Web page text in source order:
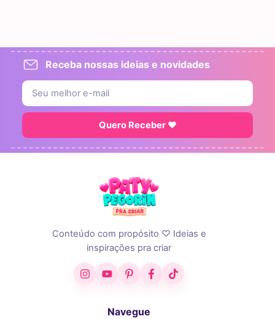
Receba nossas ideias e novidades
Quero Receber ♥
Conteúdo com propósito ♡ Ideias e
inspirações pra criar
InstagramYouTubePinterestFacebook
TikTok
Navegue